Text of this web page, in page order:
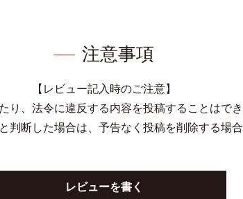
注意事項
【レビュー記入時のご注意】
り、法令に違反する内容を投稿することはで
判断した場合は、予告なく投稿を削除する場合
レビューを書く